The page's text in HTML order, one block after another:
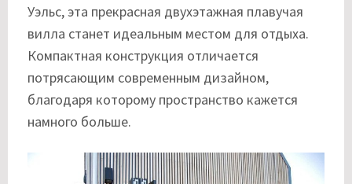
Уэльс, эта прекрасная двухэтажная плавучая
вилла станет идеальным местом для отдыха.
Компактная конструкция отличается
потрясающим современным дизайном,
благодаря которому пространство кажется
намного больше.